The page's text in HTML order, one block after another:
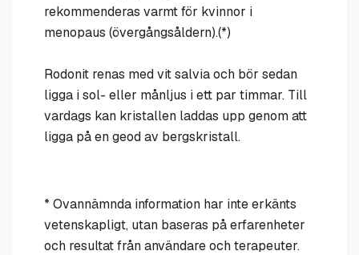
rekommenderas varmt för kvinnor i
menopaus (övergångsåldern).(*)
Rodonit renas med vit salvia och bör sedan
ligga i sol- eller månljus i ett par timmar. Till
vardags kan kristallen laddas upp genom att
ligga på en geod av bergskristall.
* Ovannämnda information har inte erkänts
vetenskapligt, utan baseras på erfarenheter
och resultat från användare och terapeuter.